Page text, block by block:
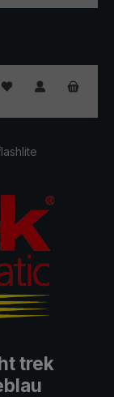
Du hast 0
trek